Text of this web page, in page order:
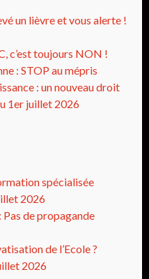
un lièvre et vous alerte !
c’est toujours NON !
: STOP au mépris
: un nouveau droit
1er juillet 2026
spécialisée
2026
de propagande
de l’Ecole ?
2026